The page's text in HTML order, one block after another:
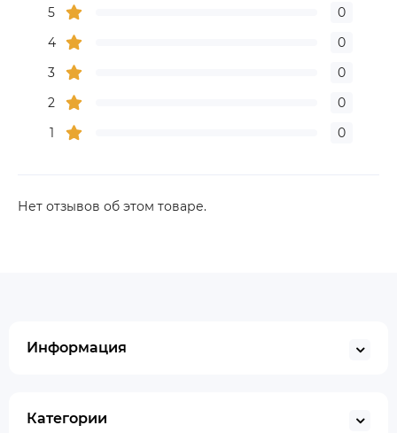
5
0
4
0
3
0
2
0
1
0
Нет отзывов об этом товаре.
Информация
Категории